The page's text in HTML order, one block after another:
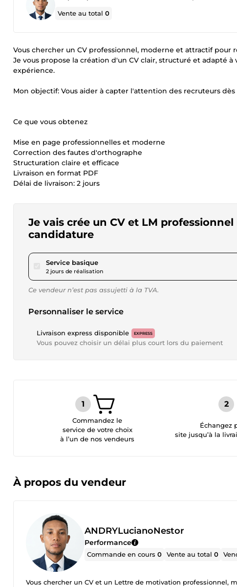
Vente au total0
Vous chercher un CV professionnel, moderne et attractif pour
Je vous propose la création d'un CV clair, structuré et adapté
expérience.
Mon objectif: Vous aider à capter l'attention des recruteurs
Ce que vous obtenez
Mise en page professionnelles et moderne
Correction des fautes d'orthographe
Structuration claire et efficace
Livraison en format PDF
Délai de livraison: 2 jours
Je vais crée un CV et LM
candidature
Service basiquepour 17,34 $US
2 jours de réalisation
Ce vendeur n’est pas assujetti à la TVA.
Personnaliser le service
Livraison express disponible EXPRESS
Vous pouvez choisir un délai plus court lors du paiement
Commandez le
service de votre choix
à l’un de nos vendeurs
Échangez
site jusqu’à la
À propos du vendeur
ANDRYLucianoNestor
Performance
Commande en cours0 Vente au total0
Vous chercher un CV et un Lettre de motivation professionnel, moderne et attractif qui capte l'attention de recruteurs?. Je suis